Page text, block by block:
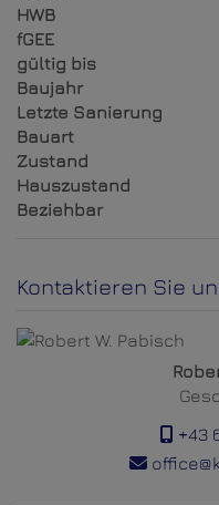
HWB
fGEE
gültig bis
Baujahr
Letzte Sanierung
Bauart
Zustand
Hauszustand
Beziehbar
Kontaktieren Sie
+43